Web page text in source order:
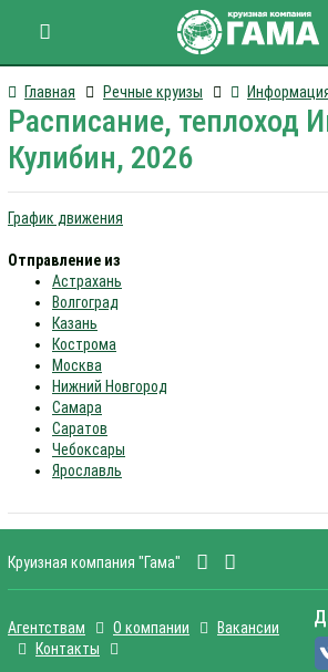
Главная Речные круизы
Расписание, теплоход
Кулибин, 2026
График движения
Отправление из
Астрахань
Волгоград
Казань
Кострома
Москва
Нижний Новгород
Самара
Саратов
Чебоксары
Ярославль
Круизная компания "Гама"
Агентствам О компании
Вакансии
Контакты